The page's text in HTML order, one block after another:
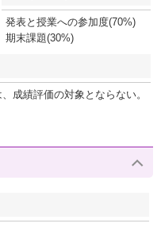
発表と授業への参加度(70%)
期末課題(30%)
成績評価の対象とならない。